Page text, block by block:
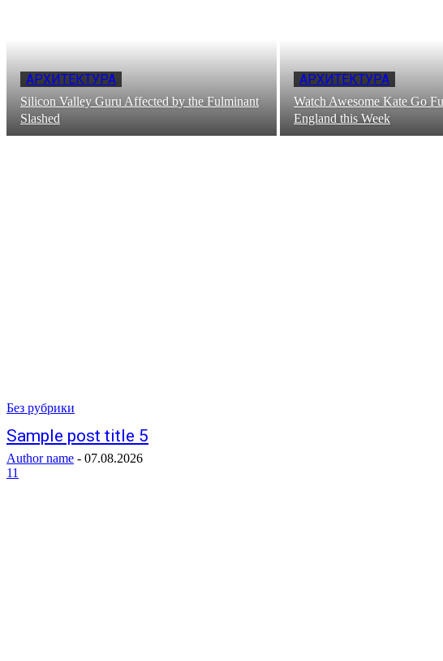
АРХИТЕКТУРА
Silicon Valley Guru Affected by the Fulminant
Slashed
АРХИТЕКТУРА
Watch Awesome Kate Go
England this Week
Без рубрики
Sample post title 5
Author name - 07.08.2026
11